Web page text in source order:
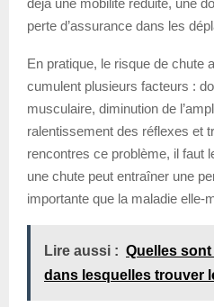
perte d’assurance dans les
En pratique, le risque de chute
cumulent plusieurs facteurs :
musculaire, diminution de
ralentissement des réflexes et
rencontres ce problème, il faut
une chute peut entraîner une
importante que la maladie elle-
Lire aussi : Quelles
dans lesquelles trouver